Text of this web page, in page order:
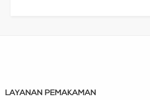
LAYANAN PEMAKAMAN